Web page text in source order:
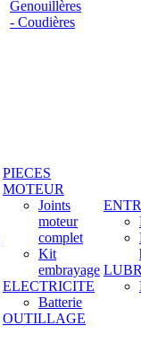
Genouillères
- Coudières
PIECES
MOTEUR
Joints
moteur
complet
Kit
embrayage
ELECTRICITE
Batterie
OUTILLAGE